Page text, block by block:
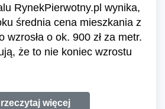
RynekPierwotny.pl wynika,
średnia cena mieszkania z
wzrosła o ok. 900 zł za metr.
że to nie koniec wzrostu
więcej